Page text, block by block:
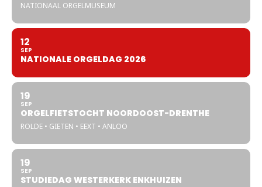
NATIONAAL ORGELMUSEUM
12
SEP
NATIONALE ORGELDAG 2026
19
SEP
ORGELFIETSTOCHT NOORDOOST-DRENTHE
ROLDE • GIETEN • EEXT • ANLOO
19
SEP
STUDIEDAG WESTERKERK ENKHUIZEN